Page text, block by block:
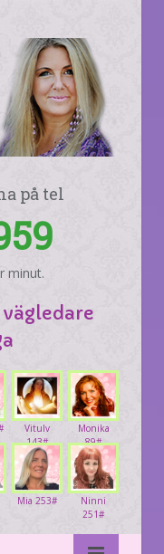
på tel
minut.
Monika
89#
Vitulv
143#
Ninni
251#
Mia 253#